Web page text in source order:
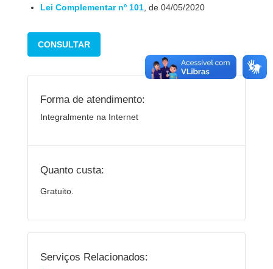
Lei Complementar nº 101 , de 04/05/2020
CONSULTAR
Forma de atendimento:
Integralmente na Internet
Quanto custa:
Gratuito.
Serviços Relacionados: